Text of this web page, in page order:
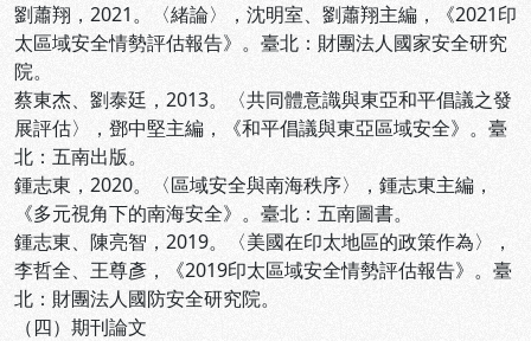
劉蕭翔，2021。〈緒論〉，沈明室、劉蕭翔主編，《2021印
太區域安全情勢評估報告》。臺北：財團法人國家安全研究
院。
蔡東杰、劉泰廷，2013。〈共同體意識與東亞和平倡議之發
展評估〉，鄧中堅主編，《和平倡議與東亞區域安全》。臺
北：五南出版。
鍾志東，2020。〈區域安全與南海秩序〉，鍾志東主編，
《多元視角下的南海安全》。臺北：五南圖書。
鍾志東、陳亮智，2019。〈美國在印太地區的政策作為〉，
李哲全、王尊彥，《2019印太區域安全情勢評估報告》。臺
北：財團法人國防安全研究院。
（四）期刊論文